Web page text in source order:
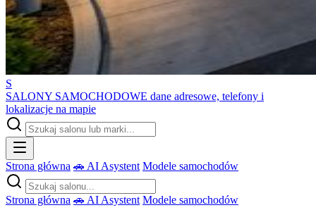
S
SALONY SAMOCHODOWE dane adresowe, telefony i
lokalizacje na mapie
Strona główna 🚗 AI Asystent Modele samochodów
Strona główna 🚗 AI Asystent Modele samochodów